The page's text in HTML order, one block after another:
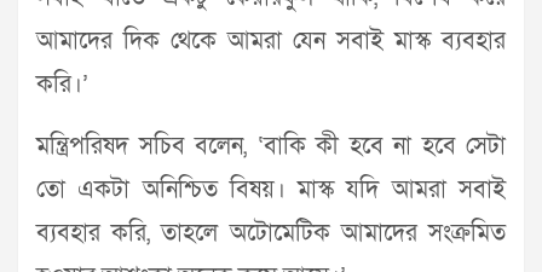
আমাদের দিক থেকে আমরা যেন সবাই মাস্ক ব্যবহার
করি।’
মন্ত্রিপরিষদ সচিব বলেন, ‘বাকি কী হবে না হবে সেটা
তো একটা অনিশ্চিত বিষয়। মাস্ক যদি আমরা সবাই
ব্যবহার করি, তাহলে অটোমেটিক আমাদের সংক্রমিত